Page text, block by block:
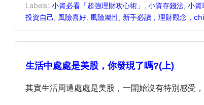
Labels: 小資必看「超強理財攻心術」 , 小資存錢法, 小資
投資自己, 風險喜好, 風險屬性, 新手必讀，理財觀念，
生活中處處是美股，你發現了嗎?(上)
其實生活周遭處處是美股，一開始沒有特別感受